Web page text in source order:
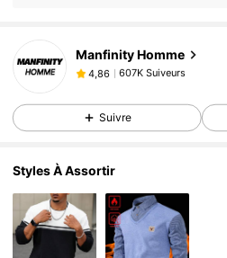
Manfinity Homme
4,86 607K Suiveurs
4,86 607K Suiveurs
4,86 607K Suiveurs
4,86
4,86 607K Suiveurs
4,86 607K Suiveurs
4,86 607K Suiveurs
Suivre
Styles À Assortir